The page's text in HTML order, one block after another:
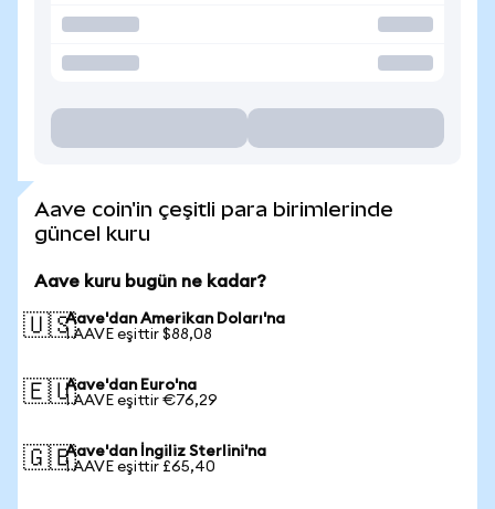
Aave coin'in çeşitli para birimlerinde
güncel kuru
Aave kuru bugün ne kadar?
🇺🇸Aave'dan Amerikan Doları'na
1 AAVE eşittir $88,08
🇪🇺Aave'dan Euro'na
1 AAVE eşittir €76,29
🇬🇧Aave'dan İngiliz Sterlini'na
1 AAVE eşittir £65,40